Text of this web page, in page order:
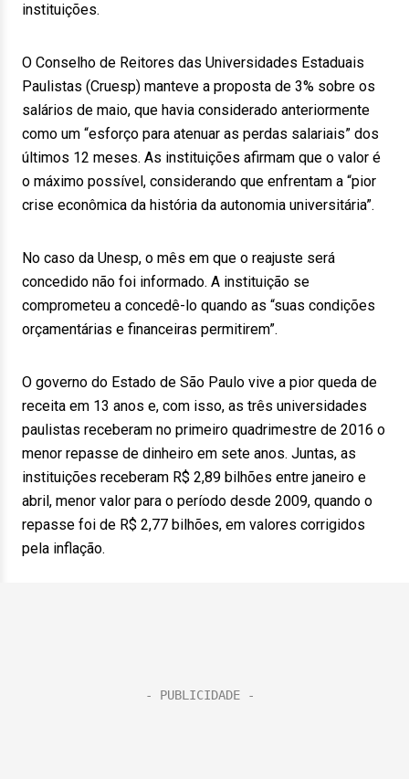
instituições.
O Conselho de Reitores das Universidades Estaduais
Paulistas (Cruesp) manteve a proposta de 3% sobre os
salários de maio, que havia considerado anteriormente
como um “esforço para atenuar as perdas salariais” dos
últimos 12 meses. As instituições afirmam que o valor é
o máximo possível, considerando que enfrentam a “pior
crise econômica da história da autonomia universitária”.
No caso da Unesp, o mês em que o reajuste será
concedido não foi informado. A instituição se
comprometeu a concedê-lo quando as “suas condições
orçamentárias e financeiras permitirem”.
O governo do Estado de São Paulo vive a pior queda de
receita em 13 anos e, com isso, as três universidades
paulistas receberam no primeiro quadrimestre de 2016 o
menor repasse de dinheiro em sete anos. Juntas, as
instituições receberam R$ 2,89 bilhões entre janeiro e
abril, menor valor para o período desde 2009, quando o
repasse foi de R$ 2,77 bilhões, em valores corrigidos
pela inflação.